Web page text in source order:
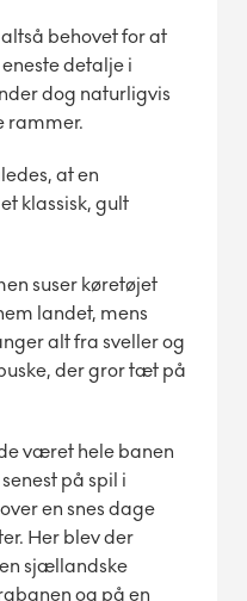
behovet for at
detalje i
dog naturligvis
rammer.
at en
klassisk, gult
suser køretøjet
landet, mens
alt fra sveller og
der gror tæt på
været hele banen
på spil i
en snes dage
Her blev der
sjællandske
og på en